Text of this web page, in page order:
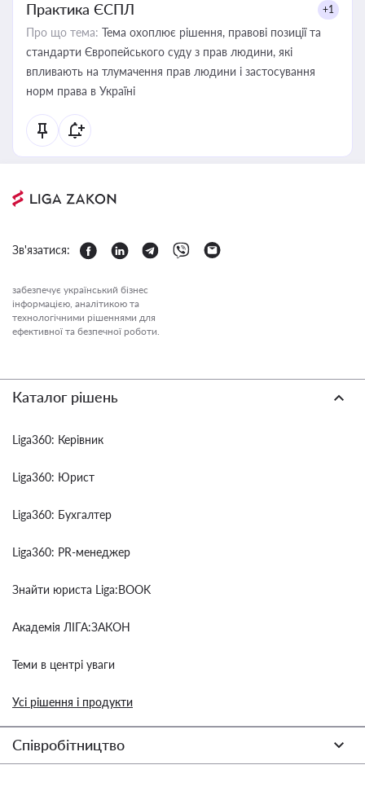
Практика ЄСПЛ +1
Про що тема: Тема охоплює рішення, правові позиції та
стандарти Європейського суду з прав людини, які
впливають на тлумачення прав людини і застосування
норм права в Україні
Зв'язатися:
забезпечує український бізнес
інформацією, аналітикою та
технологічними рішеннями для
ефективної та безпечної роботи.
Каталог рішень
Liga360: Керівник
Liga360: Юрист
Liga360: Бухгалтер
Liga360: PR-менеджер
Знайти юриста Liga:BOOK
Академія ЛІГА:ЗАКОН
Теми в центрі уваги
Усі рішення і продукти
Співробітництво